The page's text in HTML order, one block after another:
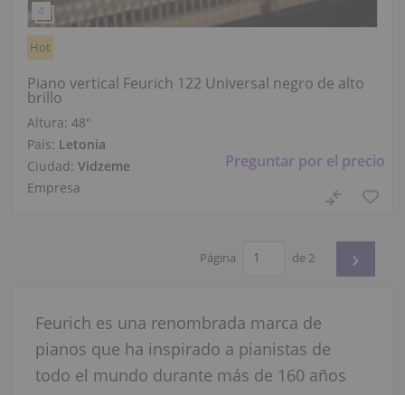
Preguntar por el precio
Hot
Piano vertical Feurich 122 Universal negro de alto
brillo
Altura: 48″
País: Letonia
Ciudad: Vidzeme
Empresa
Página de 2 ›
Feurich es una renombrada marca de
pianos que ha inspirado a pianistas de
todo el mundo durante más de 160 años